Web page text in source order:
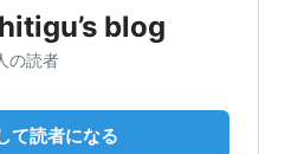
blog
の読者
て読者になる